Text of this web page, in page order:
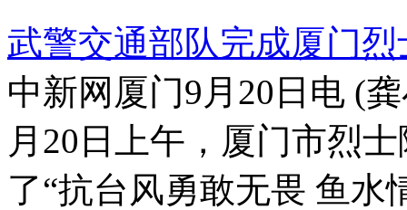
武警交通部队完成厦门
中新网厦门9月20日电 (
月20日上午，厦门市烈
了“抗台风勇敢无畏 鱼水